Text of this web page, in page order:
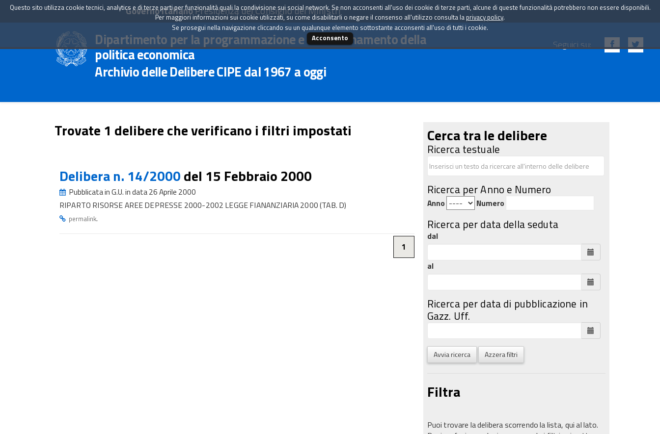
Governo ItalianoPresidenza del Consiglio dei Ministri
Dipartimento per la programmazione e il coordinamento della
politica economica
Archivio delle Delibere CIPE dal 1967 a oggi
Seguici su:
Trovate 1 delibere che verificano i filtri impostati
Delibera n. 14/2000del 15 Febbraio 2000
Pubblicata in G.U. in data 26 Aprile 2000
RIPARTO RISORSE AREE DEPRESSE 2000-2002 LEGGE FIANANZIARIA 2000 (TAB. D)
permalink.
1
Cerca tra le delibere
Ricerca testuale
Ricerca per Anno e Numero
Anno Numero
Ricerca per data della seduta
dal
al
Ricerca per data di pubblicazione in
Gazz. Uff.
Avvia ricerca Azzera filtri
Filtra
Puoi trovare la delibera scorrendo la lista, qui al lato.
Questo sito utilizza cookie tecnici, analytics e di terze parti per funzionalità quali la condivisione sui social network. Se non acconsenti all'uso dei cookie di terze parti, alcune di queste funzionalità potrebbero non essere disponibili.
Per maggiori informazioni sui cookie utilizzati, su come disabilitarli o negare il consenso all'utilizzo consulta la privacy policy.
Se prosegui nella navigazione cliccando su un qualunque elemento sottostante acconsenti all'uso di tutti i cookie.
Acconsento